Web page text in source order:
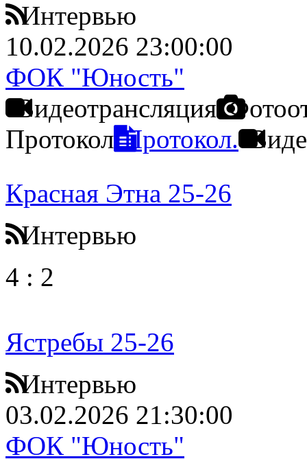
Интервью
10.02.2026 23:00:00
ФОК "Юность"
Видеотрансляция
Протокол Протокол.
Красная Этна 25-26
Интервью
4 : 2
Ястребы 25-26
Интервью
03.02.2026 21:30:00
ФОК "Юность"